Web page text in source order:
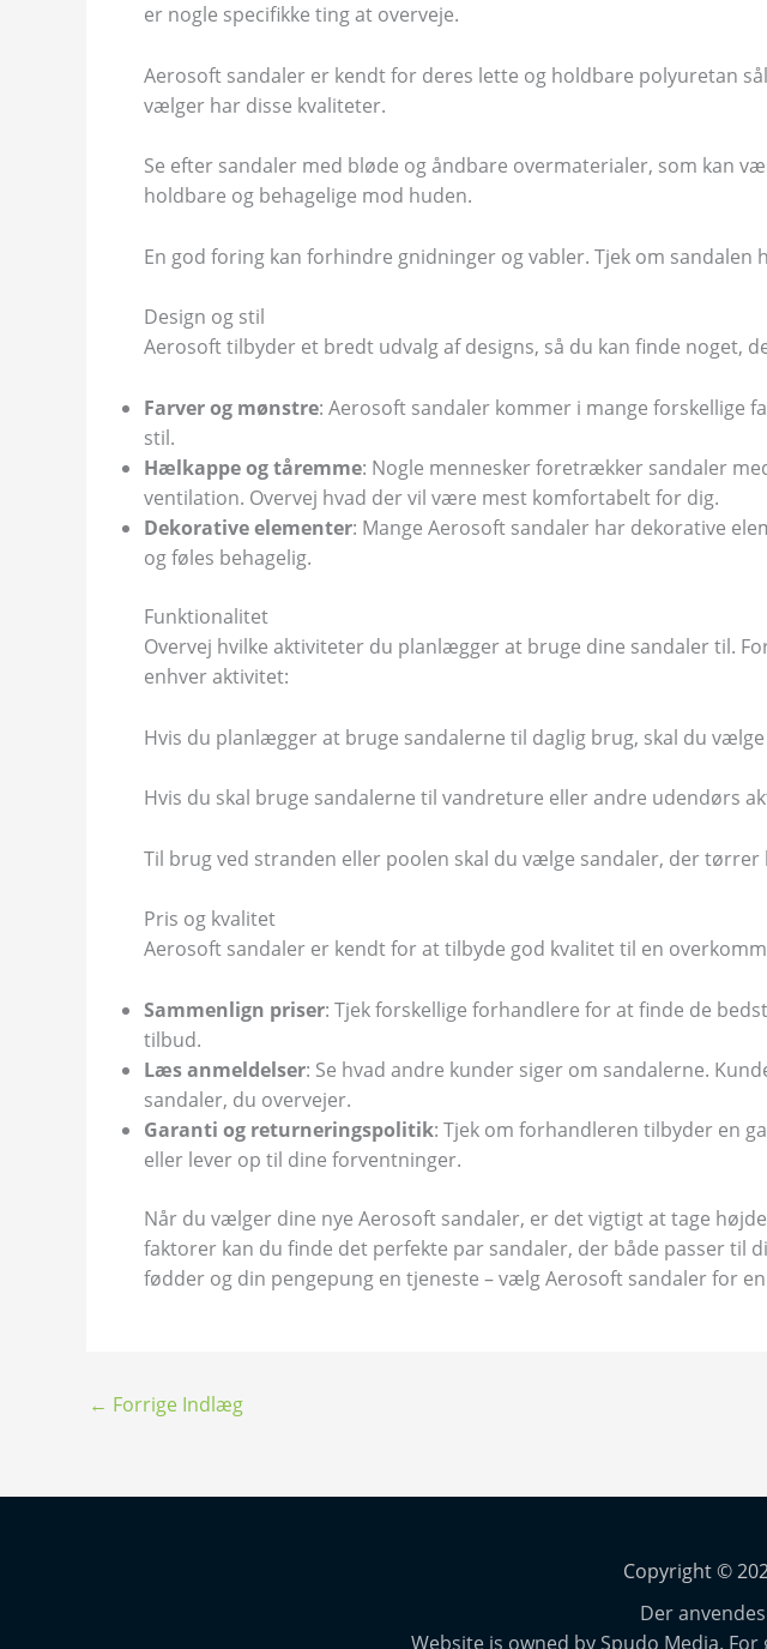
er nogle specifikke ting at overveje.
Aerosoft sandaler er kendt for deres lette og holdbare polyuretan
vælger har disse kvaliteter.
Se efter sandaler med bløde og åndbare overmaterialer, som kan
holdbare og behagelige mod huden.
En god foring kan forhindre gnidninger og vabler. Tjek om
Design og stil
Aerosoft tilbyder et bredt udvalg af designs, så du kan finde noget,
Farver og mønstre: Aerosoft sandaler kommer i mange forskellige
stil.
Hælkappe og tåremme: Nogle mennesker foretrækker sandaler
ventilation. Overvej hvad der vil være mest komfortabelt for dig.
Dekorative elementer: Mange Aerosoft sandaler har dekorative
og føles behagelig.
Funktionalitet
Overvej hvilke aktiviteter du planlægger at bruge dine sandaler til.
enhver aktivitet:
Hvis du planlægger at bruge sandalerne til daglig brug, skal du
Hvis du skal bruge sandalerne til vandreture eller andre udendørs
Til brug ved stranden eller poolen skal du vælge sandaler, der
Pris og kvalitet
Aerosoft sandaler er kendt for at tilbyde god kvalitet til en
Sammenlign priser: Tjek forskellige forhandlere for at finde de
tilbud.
Læs anmeldelser: Se hvad andre kunder siger om sandalerne.
sandaler, du overvejer.
Garanti og returneringspolitik: Tjek om forhandleren tilbyder en
eller lever op til dine forventninger.
Når du vælger dine nye Aerosoft sandaler, er det vigtigt at tage
faktorer kan du finde det perfekte par sandaler, der både passer
fødder og din pengepung en tjeneste – vælg Aerosoft sandaler for
← Forrige Indlæg
Copyright ©
Der
Website is owned by Spudo Media.